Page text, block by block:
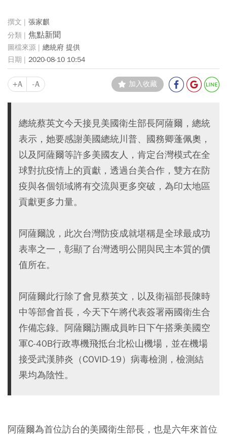
張家麒
焦點新聞
總統府 提供
2020-08-10 10:54
+A -A 加入收藏
總統蔡英文今天接見美國衛生部長阿薩爾，總統
表示，她要感謝美國總統川普、國務卿蓬佩奧，
以及阿薩爾等許多美國友人，肯定台灣模式在全
球對抗疫情上的貢獻，透過台美合作，雙方在防
疫與各個領域將有交流與更多突破，為印太地區
貢獻更多力量。
阿薩爾說，此次台灣防疫成就堪稱是全球最成功
表率之一，彰顯了台灣透明公開與民主本質的價
值所在。
阿薩爾此行除了會見蔡英文，以及衛福部長陳時
中等部會首長，今天下午將代表簽署兩國衛生合
作備忘錄。阿薩爾訪團成員昨日下午搭乘美國空
軍C-40B行政專機飛抵台北松山機場，並在機場
接受武漢肺炎（COVID-19）病毒檢測，檢測結
果均為陰性。
阿薩爾為首位訪台的美國衛生部長，也是六年來首位